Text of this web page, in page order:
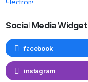
Social Media Widget
facebook
instagram